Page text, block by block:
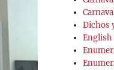
Dichos